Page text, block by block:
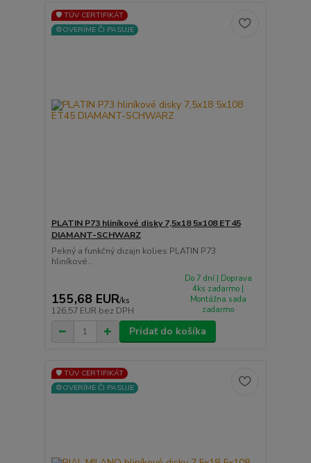
🛡️ TÜV CERTIFIKÁT
⚙️OVERÍME ČI PASUJE
PLATIN P73 hliníkové disky 7,5x18 5x108 ET45
DIAMANT-SCHWARZ
Pekný a funkčný dizajn kolies PLATIN P73
hliníkové...
155,68 EUR/ks
126,57 EUR bez DPH
Do 7 dní | Doprava
4ks zadarmo |
Montážna sada
zadarmo
Pridať do košíka
🛡️ TÜV CERTIFIKÁT
⚙️OVERÍME ČI PASUJE